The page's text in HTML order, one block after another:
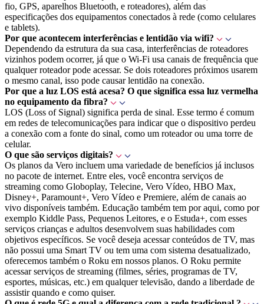
fio, GPS, aparelhos Bluetooth, e roteadores), além das
especificações dos equipamentos conectados à rede (como celulares
e tablets).
Por que acontecem interferências e lentidão via wifi?
Dependendo da estrutura da sua casa, interferências de roteadores
vizinhos podem ocorrer, já que o Wi-Fi usa canais de frequência que
qualquer roteador pode acessar. Se dois roteadores próximos usarem
o mesmo canal, isso pode causar lentidão na conexão.
Por que a luz LOS está acesa? O que significa essa luz vermelha
no equipamento da fibra?
LOS (Loss of Signal) significa perda de sinal. Esse termo é comum
em redes de telecomunicações para indicar que o dispositivo perdeu
a conexão com a fonte do sinal, como um roteador ou uma torre de
celular.
O que são serviços digitais?
Os planos da Vero incluem uma variedade de benefícios já inclusos
no pacote de internet. Entre eles, você encontra serviços de
streaming como Globoplay, Telecine, Vero Vídeo, HBO Max,
Disney+, Paramount+, Vero Vídeo e Premiere, além de canais ao
vivo disponíveis também. Educação também tem por aqui, como por
exemplo Kiddle Pass, Pequenos Leitores, e o Estuda+, com esses
serviços crianças e adultos desenvolvem suas habilidades com
objetivos específicos. Se você deseja acessar conteúdos de TV, mas
não possui uma Smart TV ou tem uma com sistema desatualizado,
oferecemos também o Roku em nossos planos. O Roku permite
acessar serviços de streaming (filmes, séries, programas de TV,
esportes, músicas, etc.) em qualquer televisão, dando a liberdade de
assistir quando e como quiser.